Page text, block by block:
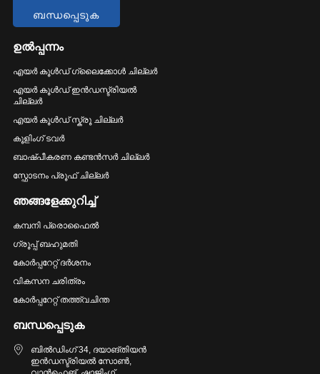
ബന്ധപ്പെടുക
ഉൽപ്പന്നം
എയർ കൂൾഡ് ഗ്ലൈക്കോൾ ചില്ലർ
എയർ കൂൾഡ് ഇൻഡസ്ട്രിയൽ
ചില്ലർ
എയർ കൂൾഡ് സ്ക്രൂ ചില്ലർ
കൂളിംഗ് ടവർ
ബാഷ്പീകരണ കണ്ടൻസർ ചില്ലർ
സ്ഫോടനം പ്രൂഫ് ചില്ലർ
ഞങ്ങളേക്കുറിച്ച്
കമ്പനി പ്രൊഫൈൽ
ഗ്രൂപ്പ് ബഹുമതി
കോർപ്പറേറ്റ് ദർശനം
വികസന ചരിത്രം
കോർപ്പറേറ്റ് തത്ത്വചിന്ത
ബന്ധപ്പെടുക
ബിൽഡിംഗ് 34, ദയാങ്തിയൻ
ഇൻഡസ്ട്രിയൽ സോൺ,